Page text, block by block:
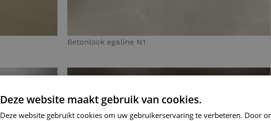
Betonlook egaline N1
Deze website maakt gebruik van cookies.
Deze website gebruikt cookies om uw gebruikerservaring te verbeteren. Door